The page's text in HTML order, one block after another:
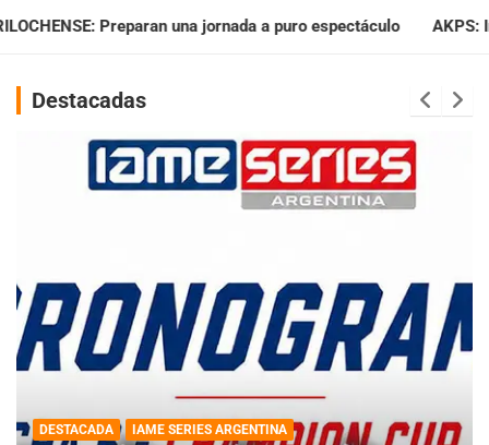
a puro espectáculo AKPS: Intervino la IGJ y oficializó el
Destacadas
DESTACADA IAME SERIES ARGENTINA